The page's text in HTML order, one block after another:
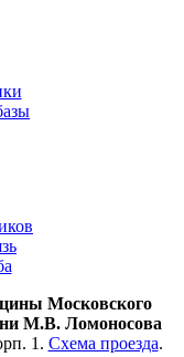
Московского
М.В. Ломоносова
1. Схема проезда.